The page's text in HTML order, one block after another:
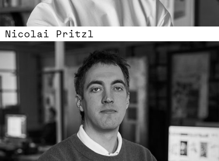
Nicolai Pritzl